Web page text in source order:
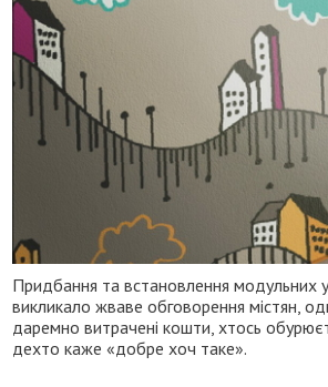
Придбання та встановлення модульних
викликало жваве обговорення містян,
даремно витрачені кошти, хтось
дехто каже «добре хоч таке».